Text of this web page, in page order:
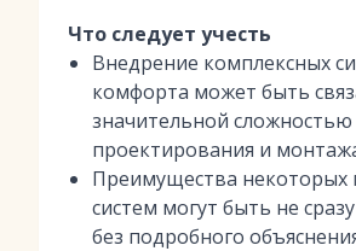
Что следует учесть
Внедрение комплексных
комфорта может быть
значительной сложностью
проектирования и
Преимущества некоторых
систем могут быть не
без подробного